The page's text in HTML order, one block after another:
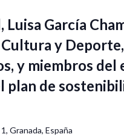
Luisa García
y
y miembros del
plan de
Granada, España